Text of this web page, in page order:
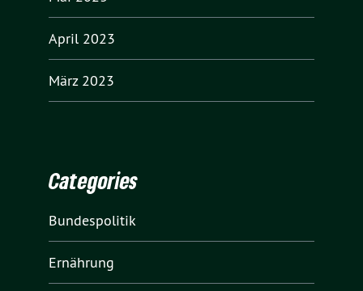
April 2023
März 2023
Categories
Bundespolitik
Ernährung